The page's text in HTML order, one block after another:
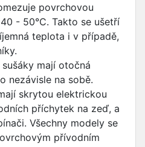
povrchovou
- 50°C. Takto se ušetří
teplota i v případě,
mají otočná
nezávisle na sobě.
skrytou elektrickou
příchytek na zeď, a
Všechny modely se
přívodním